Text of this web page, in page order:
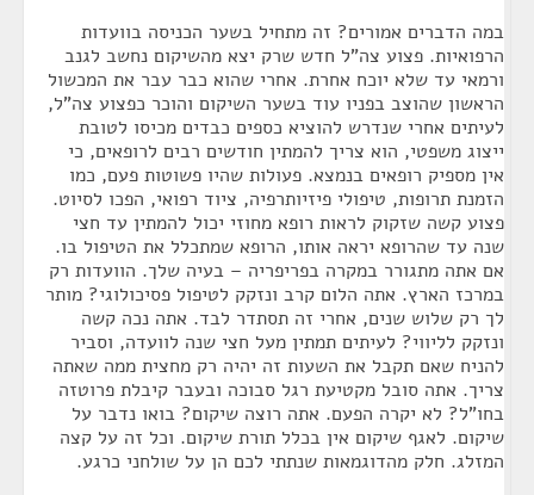
במה הדברים אמורים? זה מתחיל בשער הכניסה בוועדות
הרפואיות. פצוע צה"ל חדש שרק יצא מהשיקום נחשב לגנב
ורמאי עד שלא יוכח אחרת. אחרי שהוא כבר עבר את המכשול
הראשון שהוצב בפניו עוד בשער השיקום והוכר כפצוע צה"ל,
לעיתים אחרי שנדרש להוציא כספים כבדים מכיסו לטובת
ייצוג משפטי, הוא צריך להמתין חודשים רבים לרופאים, כי
אין מספיק רופאים בנמצא. פעולות שהיו פשוטות פעם, כמו
הזמנת תרופות, טיפולי פיזיותרפיה, ציוד רפואי, הפכו לסיוט.
פצוע קשה שזקוק לראות רופא מחוזי יכול להמתין עד חצי
שנה עד שהרופא יראה אותו, הרופא שמתכלל את הטיפול בו.
אם אתה מתגורר במקרה בפריפריה – בעיה שלך. הוועדות רק
במרכז הארץ. אתה הלום קרב ונזקק לטיפול פסיכולוגי? מותר
לך רק שלוש שנים, אחרי זה תסתדר לבד. אתה נכה קשה
ונזקק לליווי? לעיתים תמתין מעל חצי שנה לוועדה, וסביר
להניח שאם תקבל את השעות זה יהיה רק מחצית ממה שאתה
צריך. אתה סובל מקטיעת רגל סבוכה ובעבר קיבלת פרוטזה
בחו"ל? לא יקרה הפעם. אתה רוצה שיקום? בואו נדבר על
שיקום. לאגף שיקום אין בכלל תורת שיקום. וכל זה על קצה
המזלג. חלק מהדוגמאות שנתתי לכם הן על שולחני כרגע.